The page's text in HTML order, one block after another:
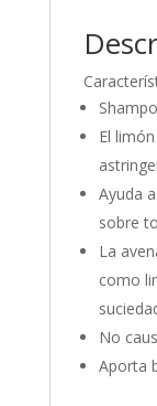
El
Ayuda
sobre
La
como
No
Aporta